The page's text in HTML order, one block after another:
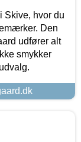
Skive, hvor du
Den
udfører alt
smykker